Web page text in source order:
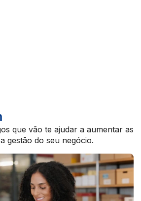
que vão te ajudar a aumentar as
gestão do seu negócio.